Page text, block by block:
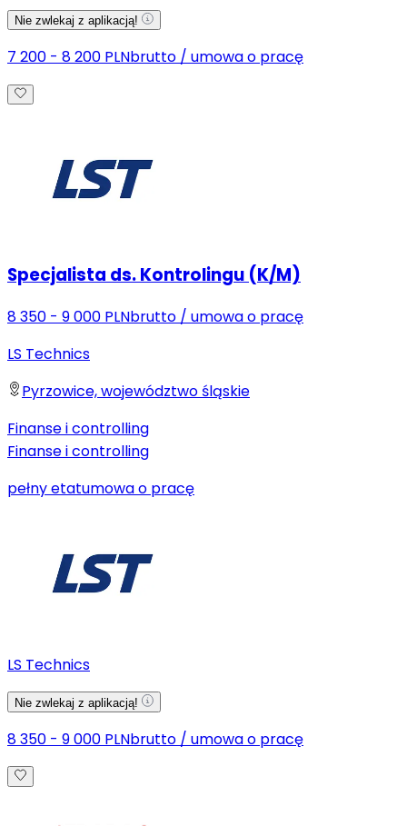
Nie zwlekaj z aplikacją!
7 200 - 8 200 PLNbrutto / umowa o pracę
Specjalista ds. Kontrolingu (K/M)
8 350 - 9 000 PLNbrutto / umowa o pracę
LS Technics
Pyrzowice, województwo śląskie
Finanse i controlling
Finanse i controlling
pełny etatumowa o pracę
LS Technics
Nie zwlekaj z aplikacją!
8 350 - 9 000 PLNbrutto / umowa o pracę